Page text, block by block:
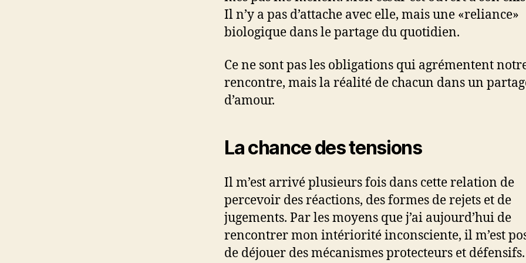
Il n’y a pas d’attache avec elle, mais une «reliance»
biologique dans le partage du quotidien.
Ce ne sont pas les obligations qui agrémentent
rencontre, mais la réalité de chacun dans un
d’amour.
La chance des tensions
Il m’est arrivé plusieurs fois dans cette relation de
percevoir des réactions, des formes de rejets et de
jugements. Par les moyens que j’ai aujourd’hui de
rencontrer mon intériorité inconsciente, il m’est
de déjouer des mécanismes protecteurs et défensifs.